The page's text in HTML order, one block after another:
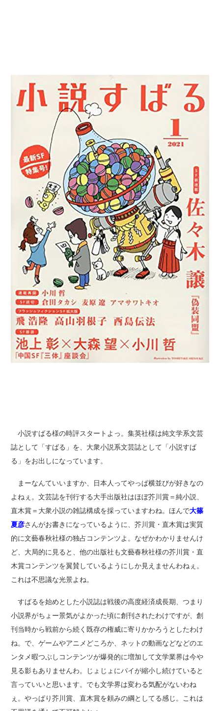
小説すばる様の時評スタートよっ。集英社様は純文学系文芸
誌として「すばる」を、大衆小説系文芸誌として「小説すば
る」をお出しになっています。
まーなんていいますか、日本人ってやっぱ横並びが好きなの
よねぇ。文芸誌を刊行する大手出版社はほぼ芥川賞＝純小説、
直木賞＝大衆小説の雑誌構成を採っていますわね。ほんで大篠
夏彦さんがお書きになっているように、芥川賞・直木賞は実質
的に文藝春秋社様の独占コンテンツよ。なぜかわかりませんけ
ど、大局的に見ると、他の出版社も文藝春秋社様の芥川賞・直
木賞コンテンツを翼賛しているようにしか見えませんわねぇ。
これは不思議な光景よね。
すばるを始めとした小説誌は戦後の高度経済成長期、つまり
小説界がちょー景気がよかった頃に創刊されたわけですが、創
刊当時から戦前から続く既存の権威に寄りかかろうとしたわけ
ね。で、ゲームやアニメどころか、ネットの動画などなどのエ
ンタメ暇つぶしコンテンツが爆発的に増加して文学業界は今や
見る影もありませんわ。じょじょにパイが縮小し続けていると
言っていいと思います。でも文学界は変わる気配がないわね
ぇ。やっぱり芥川賞、直木賞を頼みの綱としてる感じ。これは